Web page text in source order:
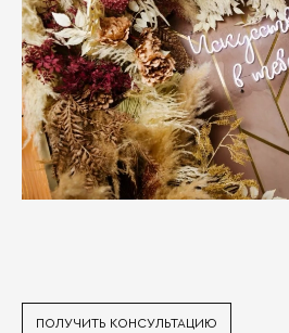
ПОЛУЧИТЬ КОНСУЛЬТАЦИЮ